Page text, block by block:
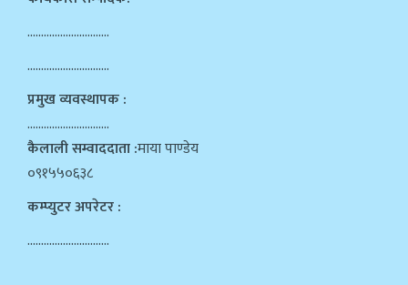
…………………………
…………………………
प्रमुख व्यवस्थापक :
…………………………
कैलाली सम्वाददाता :माया पाण्डेय
०९१५५०६३८
कम्प्युटर अपरेटर :
…………………………